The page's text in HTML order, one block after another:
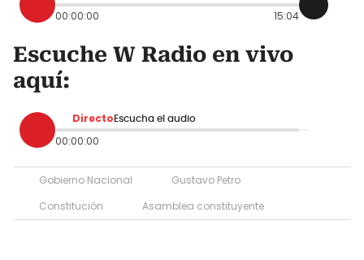
00:00:00 15:04
Escuche W Radio en vivo
aquí:
Directo Escucha el audio
00:00:00
Gobierno Nacional
Gustavo Petro
Constitución
Asamblea constituyente